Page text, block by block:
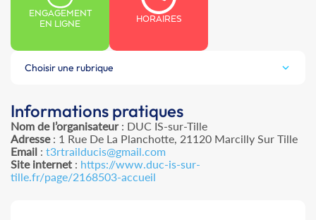
ENGAGEMENT
EN LIGNE
HORAIRES
Choisir une rubrique
Informations pratiques
Nom de l’organisateur: DUC IS-sur-Tille
Adresse: 1 Rue De La Planchotte, 21120 Marcilly Sur Tille
Email : t3rtrailducis@gmail.com
Site internet : https://www.duc-is-sur-
tille.fr/page/2168503-accueil